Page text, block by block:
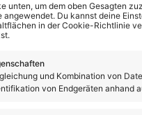
unten, um dem oben Gesagten
angewendet. Du kannst deine
in der Cookie-Richtlinie
und Kombination von
von Endgeräten anhand
darauf freuen, alle
hast du nicht Nein
erwartet – typisch
Mitsingen … und ganz
bei allen Terminen